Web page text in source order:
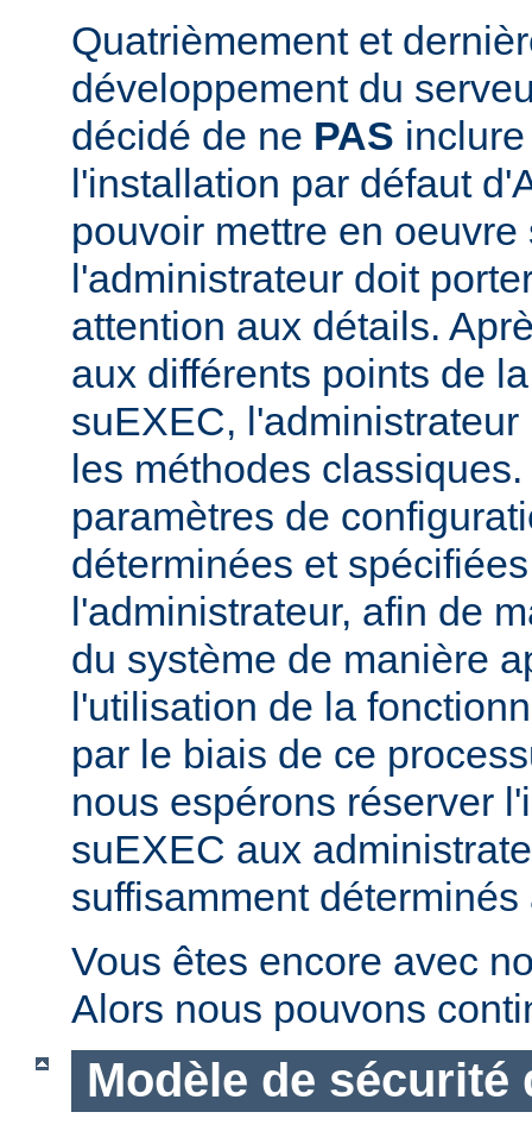
Quatrièmement et
développement du
décidé de ne PAS
l'installation par défaut
pouvoir mettre en oeuvre
l'administrateur doit
attention aux détails.
aux différents points de
suEXEC,
les méthodes
paramètres de
déterminées et
l'administrateur, afin de
du système de manière
l'utilisation de la
par le biais de ce
nous espérons réserver
suEXEC aux
suffisamment
Vous êtes encore avec
Alors nous pouvons
Modèle de sécurité